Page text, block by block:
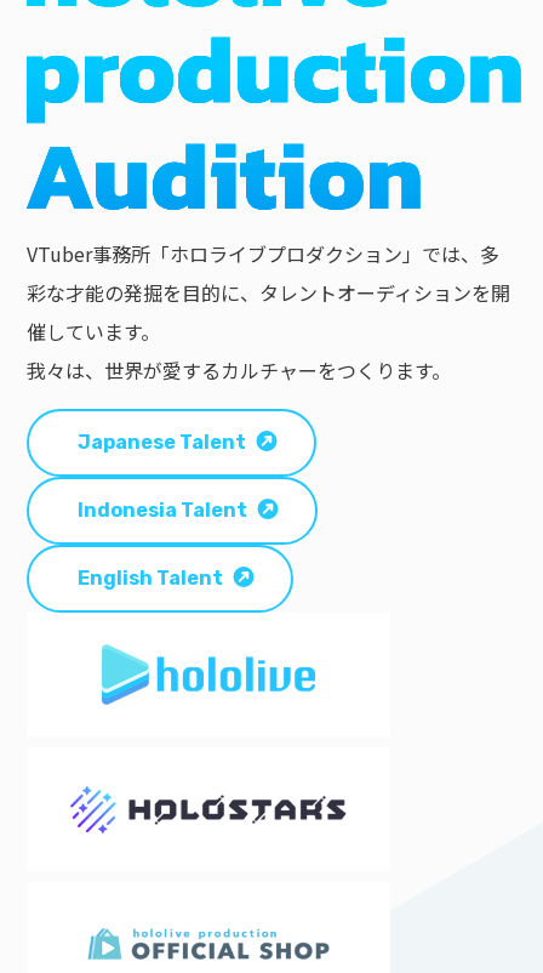
VTuber事務所「ホロライブプロダクション」では、多
彩な才能の発掘を目的に、タレントオーディションを開
催しています。
我々は、世界が愛するカルチャーをつくります。
Japanese Talent
Indonesia Talent
English Talent